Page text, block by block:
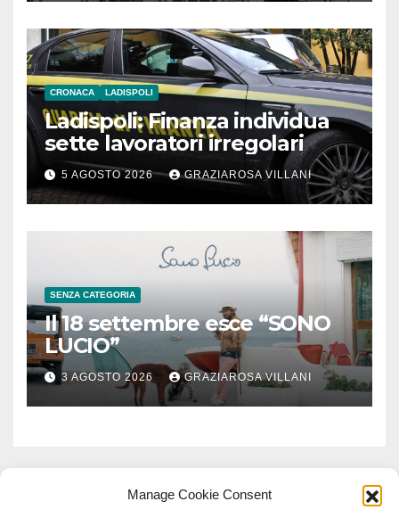
Manage Cookie Consent
CRONACA LADISPOLI
Ladispoli: Finanza individua
sette lavoratori irregolari
5 AGOSTO 2026 GRAZIAROSA VILLANI
SENZA CATEGORIA
Il 18 settembre esce “SONO
LUCIO”
3 AGOSTO 2026 GRAZIAROSA VILLANI